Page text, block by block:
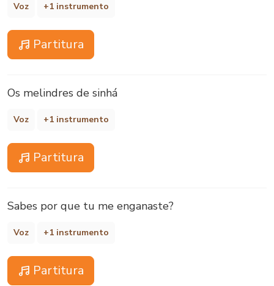
Voz +1 instrumento
Partitura
Os melindres de sinhá
Voz +1 instrumento
Partitura
Sabes por que tu me enganaste?
Voz +1 instrumento
Partitura